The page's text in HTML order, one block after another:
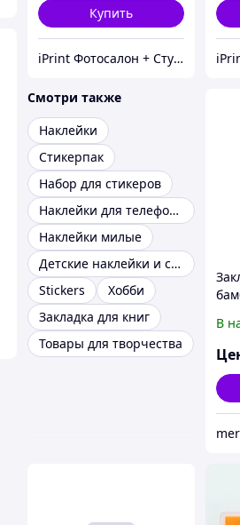
Купить
iPrint Фотосалон + Студия фотомозаики, Расходники для вашего принтера
Смотри также
Наклейки
Стикерпак
Набор для стикеров
Наклейки для телефона
Наклейки милые
Детские наклейки и стикеры
Stickers
Хобби
Закладка для книг
Товары для творчества
В